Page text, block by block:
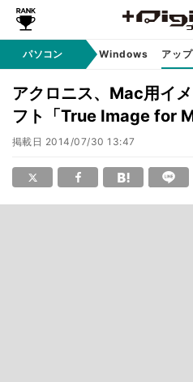
パソコン Windows アッ
アクロニス、Mac用イ
フト「True Image for
掲載日 2014/07/30 13:47